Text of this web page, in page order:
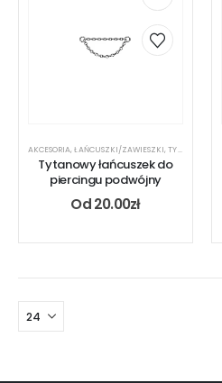
AKCESORIA,ŁAŃCUSZKI/ZAWIESZKI,TYTAN
Tytanowy łańcuszek do
piercingu podwójny
Od20.00zł